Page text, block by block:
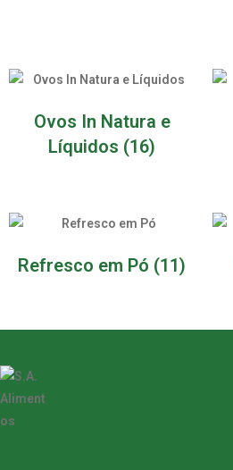
Ovos In Natura e
Líquidos (16)
Refresco em Pó (11)